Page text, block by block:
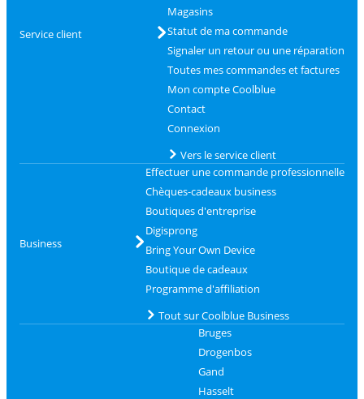
Service client
Magasins
Statut de ma commande
Signaler un retour ou une réparation
Toutes mes commandes et factures
Mon compte Coolblue
Contact
Connexion
Vers le service client
Business
Effectuer une commande professionnelle
Chèques-cadeaux business
Boutiques d'entreprise
Digisprong
Bring Your Own Device
Boutique de cadeaux
Programme d'affiliation
Tout sur Coolblue Business
Bruges
Drogenbos
Gand
Hasselt